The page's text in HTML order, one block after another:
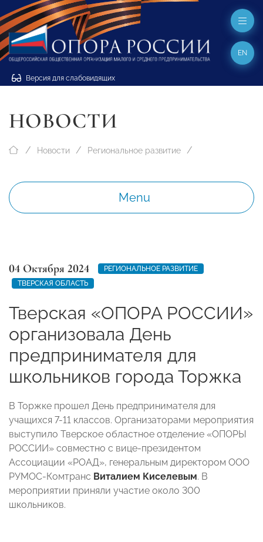
Версия для слабовидящих
EN
НОВОСТИ
Новости Региональное развитие
Menu
04 Октября 2024
РЕГИОНАЛЬНОЕ РАЗВИТИЕ
ТВЕРСКАЯ ОБЛАСТЬ
Тверская «ОПОРА РОССИИ»
организовала День
предпринимателя для
школьников города Торжка
В Торжке прошел День предпринимателя для
учащихся 7-11 классов. Организаторами мероприятия
выступило Тверское областное отделение «ОПОРЫ
РОССИИ» совместно с вице-президентом
Ассоциации «РОАД», генеральным директором ООО
РУМОС-Комтранс Виталием Киселевым. В
мероприятии приняли участие около 300
школьников.